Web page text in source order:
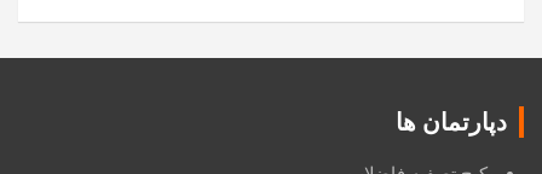
دپارتمان ها